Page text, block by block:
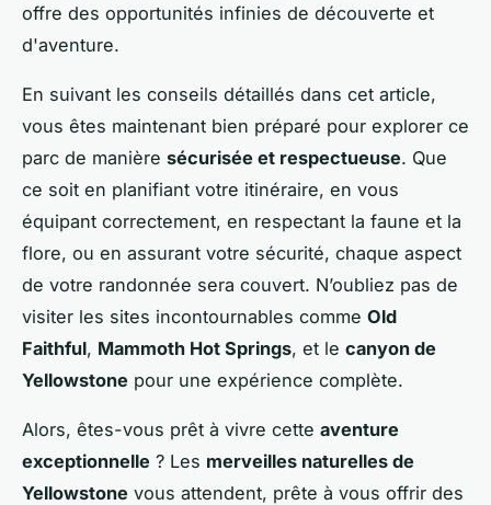
offre des opportunités infinies de découverte et
d'aventure.
En suivant les conseils détaillés dans cet article,
vous êtes maintenant bien préparé pour explorer ce
parc de manière sécurisée et respectueuse. Que
ce soit en planifiant votre itinéraire, en vous
équipant correctement, en respectant la faune et la
flore, ou en assurant votre sécurité, chaque aspect
de votre randonnée sera couvert. N’oubliez pas de
visiter les sites incontournables comme Old
Faithful, Mammoth Hot Springs, et le canyon de
Yellowstone pour une expérience complète.
Alors, êtes-vous prêt à vivre cette aventure
exceptionnelle ? Les merveilles naturelles de
Yellowstone vous attendent, prête à vous offrir des